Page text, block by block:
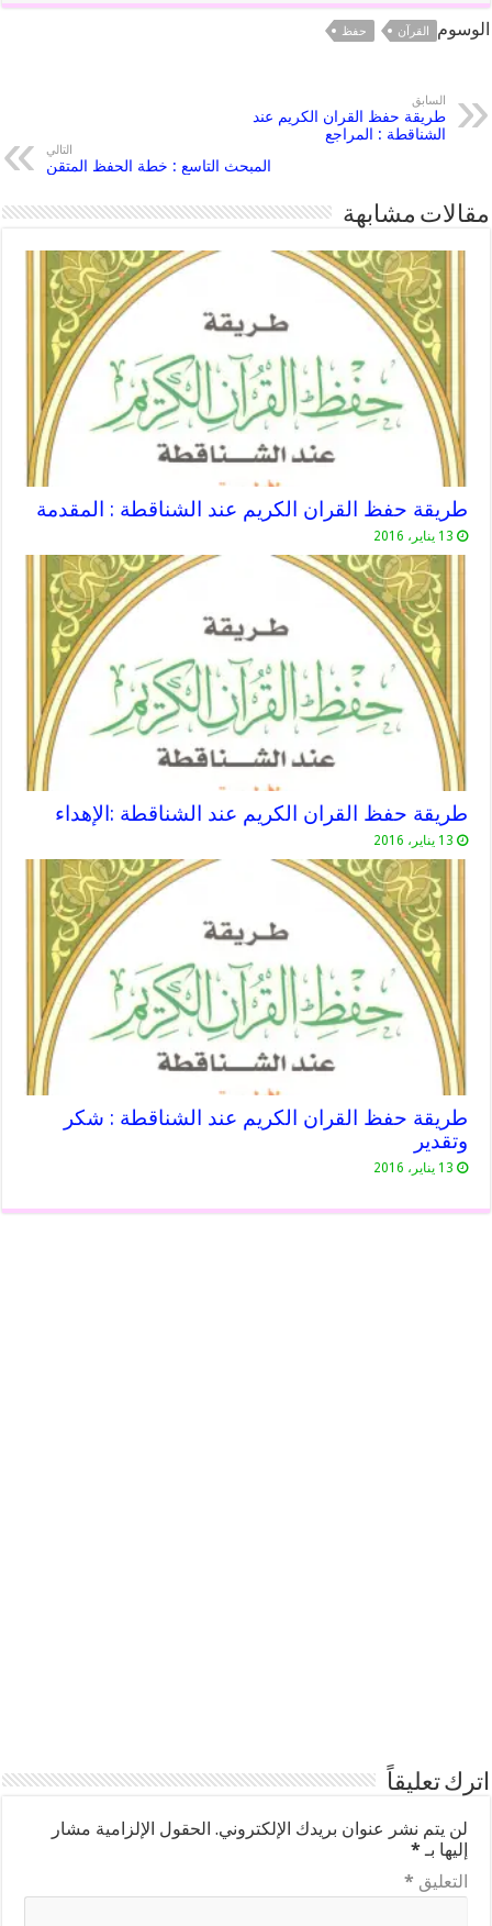
الوسوم القرآن حفظ
السابق
طريقة حفظ القران الكريم عند
الشناقطة : المراجع
التالي
المبحث التاسع : خطة الحفظ المتقن
مقالات مشابهة
طريقة حفظ القران الكريم عند الشناقطة : المقدمة
13 يناير، 2016
طريقة حفظ القران الكريم عند الشناقطة :الإهداء
13 يناير، 2016
طريقة حفظ القران الكريم عند الشناقطة : شكر
وتقدير
13 يناير، 2016
اترك تعليقاً
لن يتم نشر عنوان بريدك الإلكتروني. الحقول الإلزامية مشار
إليها بـ *
التعليق *